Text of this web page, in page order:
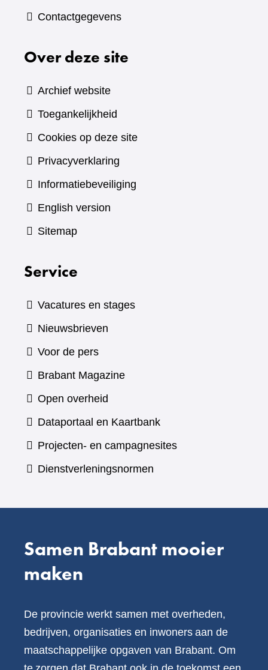
Contactgegevens
Over deze site
Archief website
Toegankelijkheid
Cookies op deze site
Privacyverklaring
Informatiebeveiliging
English version
Sitemap
Service
Vacatures en stages
Nieuwsbrieven
Voor de pers
Brabant Magazine(verwijst
andere
website)
Open overheid
Dataportaal en Kaartbank(verwijst
naar
Projecten- en campagnesites
Dienstverleningsnormen
Samen Brabant mooier
maken
De provincie werkt samen met overheden,
bedrijven, organisaties en inwoners aan de
maatschappelijke opgaven van Brabant. Om